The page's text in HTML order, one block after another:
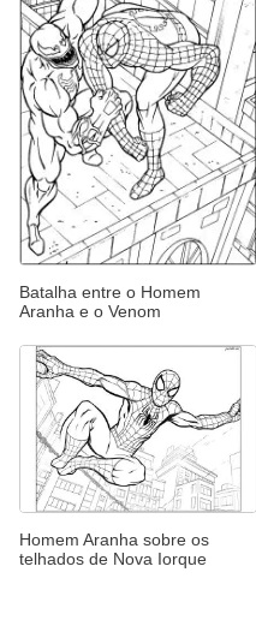
Batalha entre o Homem
Aranha e o Venom
Homem Aranha sobre os
telhados de Nova Iorque